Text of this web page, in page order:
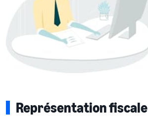
Représentation fiscale